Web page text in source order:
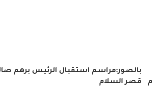
بالصور:مراسم استقبال الرئيس برهم
قصر السلام